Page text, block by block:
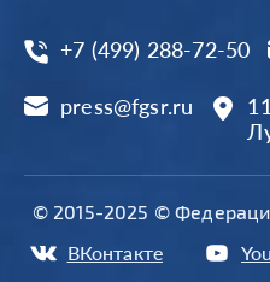
+7 (499) 288-72-50
press@fgsr.ru
© 2015-2025 ©
ВКонтакте